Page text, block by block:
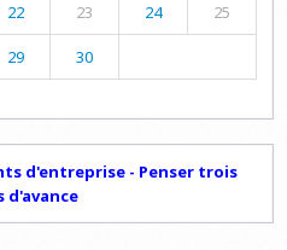
22 23 24 25
29
30
d'entreprise - Penser trois
d'avance